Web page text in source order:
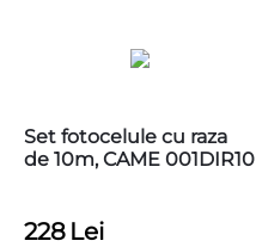
Set fotocelule cu raza
de 10m, CAME 001DIR10
228 Lei